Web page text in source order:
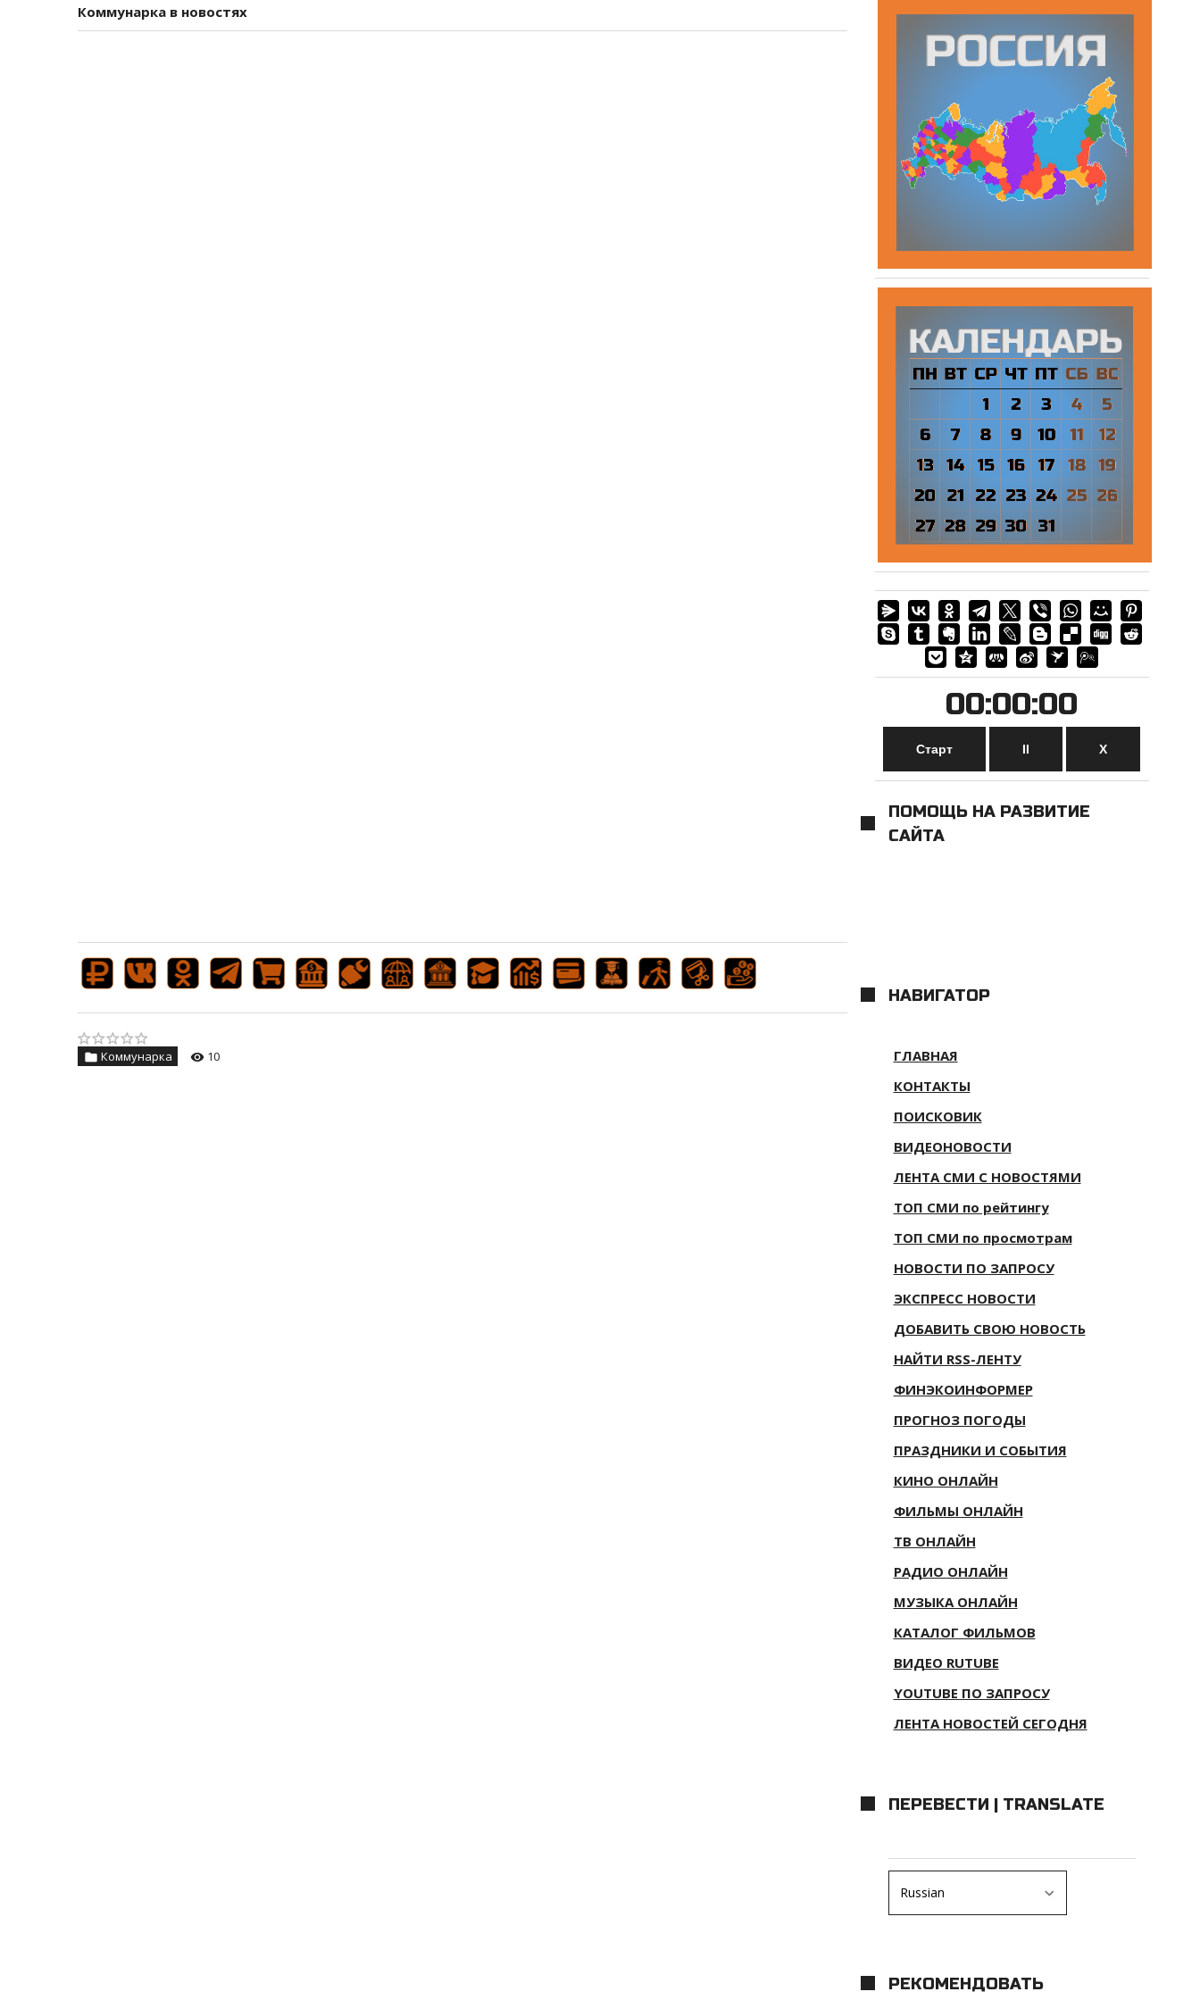
Коммунарка в новостях
Коммунарка 10
00:00:00
Старт II Х
ПОМОЩЬ НА РАЗВИТИЕ
САЙТА
НАВИГАТОР
ГЛАВНАЯ
КОНТАКТЫ
ПОИСКОВИК
ВИДЕОНОВОСТИ
ЛЕНТА СМИ С НОВОСТЯМИ
ТОП СМИ по рейтингу
ТОП СМИ по просмотрам
НОВОСТИ ПО ЗАПРОСУ
ЭКСПРЕСС НОВОСТИ
ДОБАВИТЬ СВОЮ НОВОСТЬ
НАЙТИ RSS-ЛЕНТУ
ФИНЭКОИНФОРМЕР
ПРОГНОЗ ПОГОДЫ
ПРАЗДНИКИ И СОБЫТИЯ
КИНО ОНЛАЙН
ФИЛЬМЫ ОНЛАЙН
ТВ ОНЛАЙН
РАДИО ОНЛАЙН
МУЗЫКА ОНЛАЙН
КАТАЛОГ ФИЛЬМОВ
ВИДЕО RUTUBE
YOUTUBE ПО ЗАПРОСУ
ЛЕНТА НОВОСТЕЙ СЕГОДНЯ
ПЕРЕВЕСТИ | TRANSLATE
РЕКОМЕНДОВАТЬ